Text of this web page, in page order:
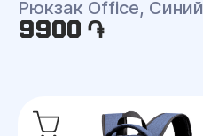
Рюкзак Office, Синий
9900 ֏